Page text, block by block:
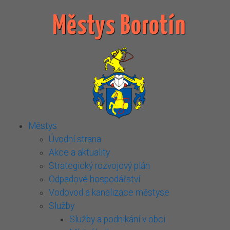
Městys Borotín
Městys
Úvodní strana
Akce a aktuality
Strategický rozvojový plán
Odpadové hospodářství
Vodovod a kanalizace městyse
Služby
Služby a podnikání v obci